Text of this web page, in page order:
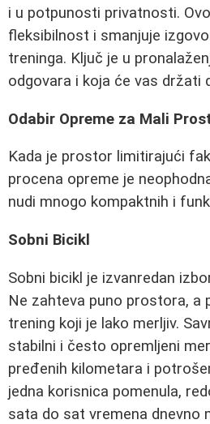
i u potpunosti privatnosti.
fleksibilnost i smanjuje
treninga. Ključ je u
odgovara i koja će vas držati
Odabir Opreme za Mali
Kada je prostor limitirajući
procena opreme je
nudi mnogo kompaktnih i
Sobni Bicikl
Sobni bicikl je izvanredan
Ne zahteva puno prostora, a
trening koji je lako merljiv.
stabilni i često opremljeni
pređenih kilometara i
jedna korisnica pomenula,
sata do sat vremena dnevno